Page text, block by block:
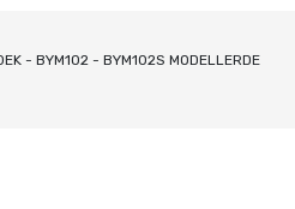
- BYM102 - BYM102S MODELLERDE